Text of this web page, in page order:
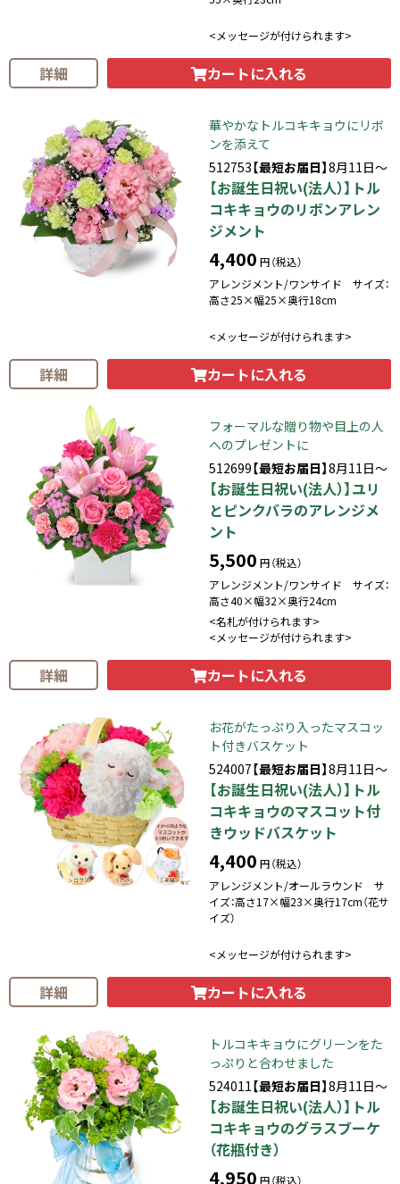
<メッセージが付けられます>
詳細 カートに入れる
華やかなトルコキキョウにリボ
ンを添えて
512753【最短お届日】8月11日～
【お誕生日祝い(法人）】トル
コキキョウのリボンアレン
ジメント
4,400 円（税込）
アレンジメント/ワンサイド サイズ：
高さ25×幅25×奥行18cm
<メッセージが付けられます>
詳細 カートに入れる
フォーマルな贈り物や目上の人
へのプレゼントに
512699【最短お届日】8月11日～
【お誕生日祝い(法人）】ユリ
とピンクバラのアレンジメ
ント
5,500 円（税込）
アレンジメント/ワンサイド サイズ：
高さ40×幅32×奥行24cm
<名札が付けられます>
<メッセージが付けられます>
詳細 カートに入れる
お花がたっぷり入ったマスコッ
ト付きバスケット
524007【最短お届日】8月11日～
【お誕生日祝い(法人）】トル
コキキョウのマスコット付
きウッドバスケット
4,400 円（税込）
アレンジメント/オールラウンド サ
イズ：高さ17×幅23×奥行17cm（花サ
イズ）
<メッセージが付けられます>
詳細 カートに入れる
トルコキキョウにグリーンをた
っぷりと合わせました
524011【最短お届日】8月11日～
【お誕生日祝い(法人）】トル
コキキョウのグラスブーケ
（花瓶付き）
4,950 円（税込）